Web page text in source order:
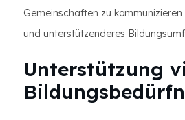
Gemeinschaften zu
und unterstützenderes
Unterstützung